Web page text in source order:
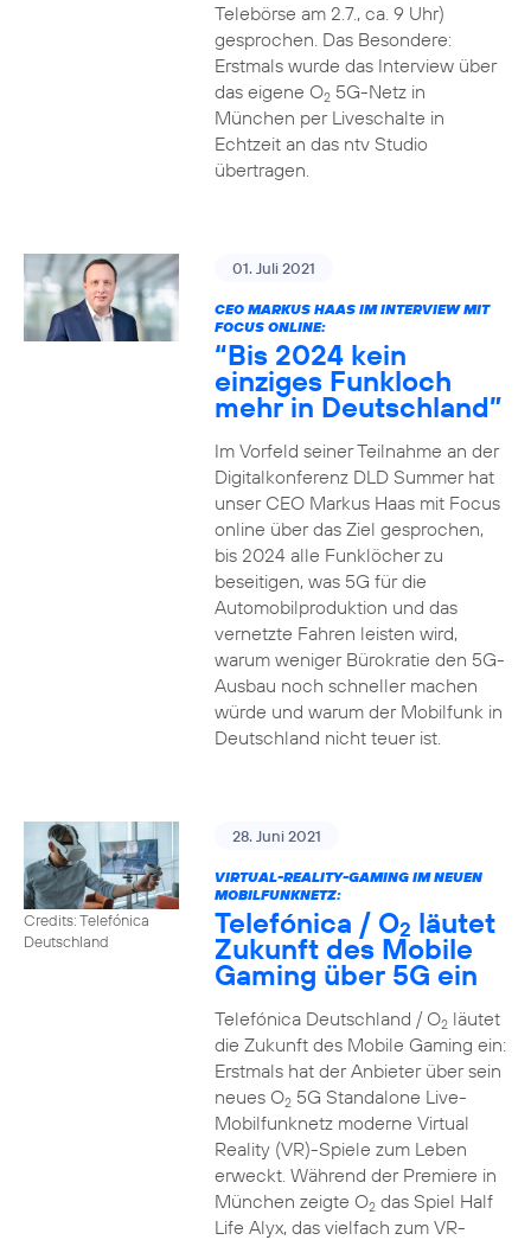
Telebörse am 2.7., ca. 9 Uhr)
gesprochen. Das Besondere:
Erstmals wurde das Interview über
das eigene O25G-Netz in
München per Liveschalte in
Echtzeit an das ntv Studio
übertragen.
01. Juli 2021
CEO MARKUS HAAS IM INTERVIEW MIT
FOCUS ONLINE:
“Bis 2024 kein
einziges Funkloch
mehr in Deutschland”
Im Vorfeld seiner Teilnahme an der
Digitalkonferenz DLD Summer hat
unser CEO Markus Haas mit Focus
online über das Ziel gesprochen,
bis 2024 alle Funklöcher zu
beseitigen, was 5G für die
Automobilproduktion und das
vernetzte Fahren leisten wird,
warum weniger Bürokratie den 5G-
Ausbau noch schneller machen
würde und warum der Mobilfunk in
Deutschland nicht teuer ist.
Credits: Telefónica
Deutschland
28. Juni 2021
VIRTUAL-REALITY-GAMING IM NEUEN
MOBILFUNKNETZ:
Telefónica / O2 läutet
Zukunft des Mobile
Gaming über 5G ein
Telefónica Deutschland / O2läutet
die Zukunft des Mobile Gaming ein:
Erstmals hat der Anbieter über sein
neues O25G Standalone Live-
Mobilfunknetz moderne Virtual
Reality (VR)-Spiele zum Leben
erweckt. Während der Premiere in
München zeigte O2das Spiel Half
Life Alyx, das vielfach zum VR-